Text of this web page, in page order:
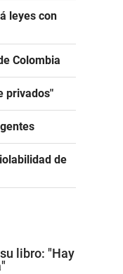
leyes con
Colombia
privados"
de
libro: "Hay